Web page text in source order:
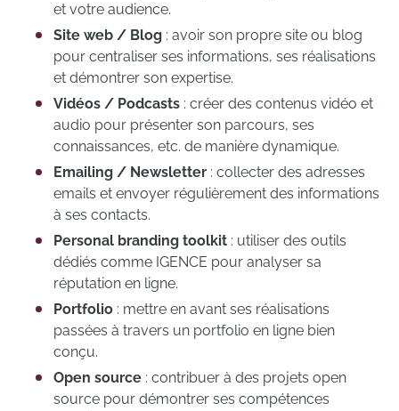
et votre audience.
Site web / Blog : avoir son propre site ou blog
pour centraliser ses informations, ses réalisations
et démontrer son expertise.
Vidéos / Podcasts : créer des contenus vidéo et
audio pour présenter son parcours, ses
connaissances, etc. de manière dynamique.
Emailing / Newsletter : collecter des adresses
emails et envoyer régulièrement des informations
à ses contacts.
Personal branding toolkit : utiliser des outils
dédiés comme IGENCE pour analyser sa
réputation en ligne.
Portfolio : mettre en avant ses réalisations
passées à travers un portfolio en ligne bien
conçu.
Open source : contribuer à des projets open
source pour démontrer ses compétences